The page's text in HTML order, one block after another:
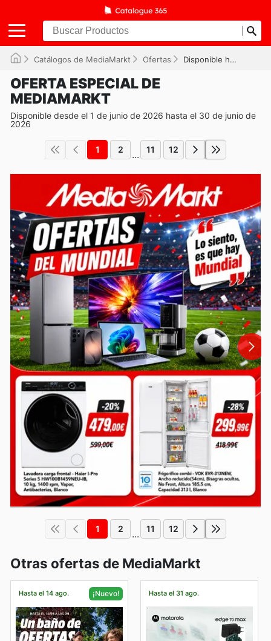
Catálogos de MediaMarkt Ofertas Disponible hasta el 30/06/2026
OFERTA ESPECIAL DE
MEDIAMARKT
Disponible desde el 1 de junio de 2026 hasta el 30 de junio de
2026
1 2 ... 11 12
1 2 ... 11 12
Otras ofertas de MediaMarkt
Hasta el 14 ago. ¡Nuevo! Hasta el 31 ago.